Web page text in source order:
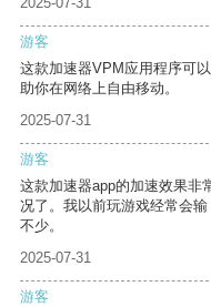
游客
这款加速器VPM应用程序可
助你在网络上自由移动。
2025-07-31
游客
这款加速器app的加速效果非
况了。我以前玩游戏经常会
不少。
2025-07-31
游客